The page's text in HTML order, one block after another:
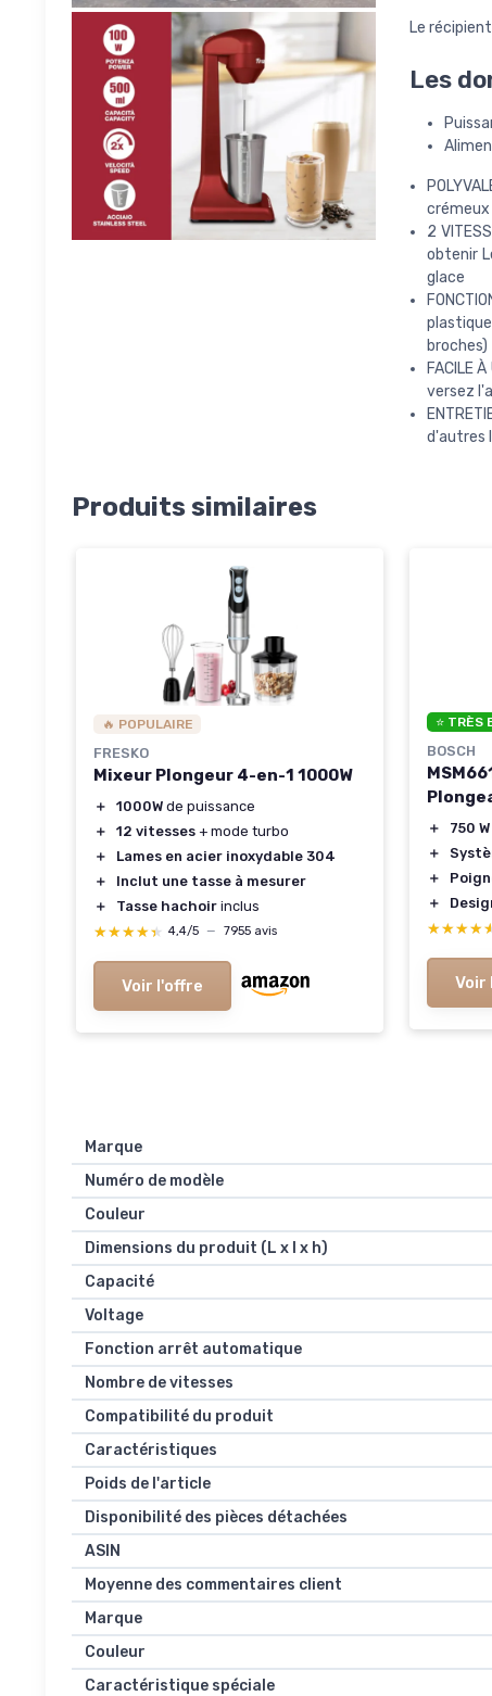
Le
Les
2
obtenir
glace
broches)
FACILE
versez
d'autres
Produits similaires
🔥 POPULAIRE
FRESKO
Mixeur Plongeur 4-en-1 1000W
＋ 1000W de puissance
＋
12 vitesses + mode turbo
＋
Lames en acier inoxydable 304
＋
Inclut une tasse à mesurer
＋
Tasse hachoir inclus
★★★★★
★★★★★ 4,4/5 — 7955 avis
Voir l'offre
⭐ TRÈS
BOSCH
＋ 750 W
＋
＋
＋
Voir
Marque
Numéro de modèle
Couleur
Dimensions du produit (L x l x h)
Capacité
Voltage
Fonction arrêt automatique
Nombre de vitesses
Compatibilité du produit
Caractéristiques
Poids de l'article
Disponibilité des pièces détachées
ASIN
Moyenne des commentaires client
Marque
Couleur
Caractéristique spéciale